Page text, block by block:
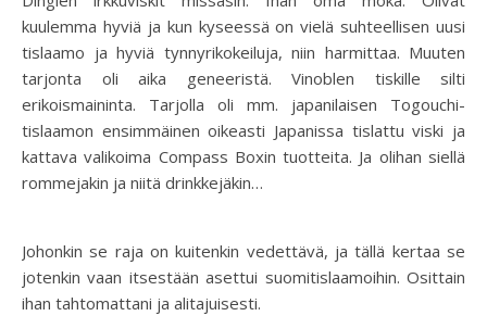
kuulemma hyviä ja kun kyseessä on vielä suhteellisen uusi
tislaamo ja hyviä tynnyrikokeiluja, niin harmittaa. Muuten
tarjonta oli aika geneeristä. Vinoblen tiskille silti
erikoismaininta. Tarjolla oli mm. japanilaisen Togouchi-
tislaamon ensimmäinen oikeasti Japanissa tislattu viski ja
kattava valikoima Compass Boxin tuotteita. Ja olihan siellä
rommejakin ja niitä drinkkejäkin…
Johonkin se raja on kuitenkin vedettävä, ja tällä kertaa se
jotenkin vaan itsestään asettui suomitislaamoihin. Osittain
ihan tahtomattani ja alitajuisesti.